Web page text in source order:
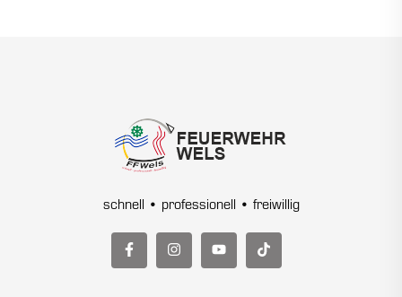
schnell • professionell • freiwillig